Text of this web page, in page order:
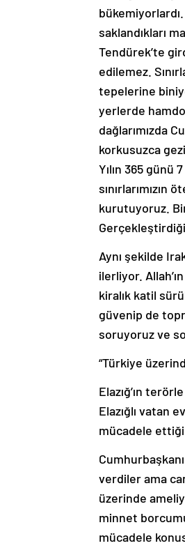
saklandıkları
Tendürek’te
edilemez.
tepelerine
yerlerde
dağlarımızda
korkusuzca
Yılın 365 günü
sınırlarımızın
kurutuyoruz.
Aynı şekilde
ilerliyor.
kiralık katil
güvenip de
soruyoruz ve
“Türkiye
Elazığ’ın
Elazığlı vatan
mücadele
verdiler ama
üzerinde
minnet
mücadele